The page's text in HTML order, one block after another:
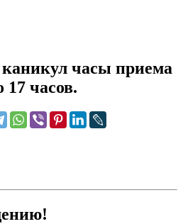
часы приема
17 часов.